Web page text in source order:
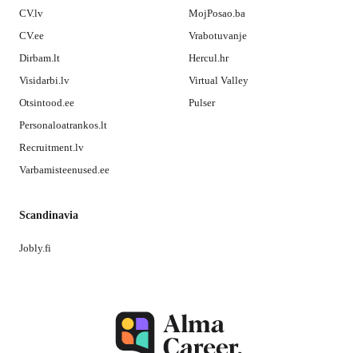
CV.lv
CV.ee
Dirbam.lt
Visidarbi.lv
Otsintood.ee
Personaloatrankos.lt
Recruitment.lv
Varbamisteenused.ee
MojPosao.ba
Vrabotuvanje
Hercul.hr
Virtual Valley
Pulser
Scandinavia
Jobly.fi